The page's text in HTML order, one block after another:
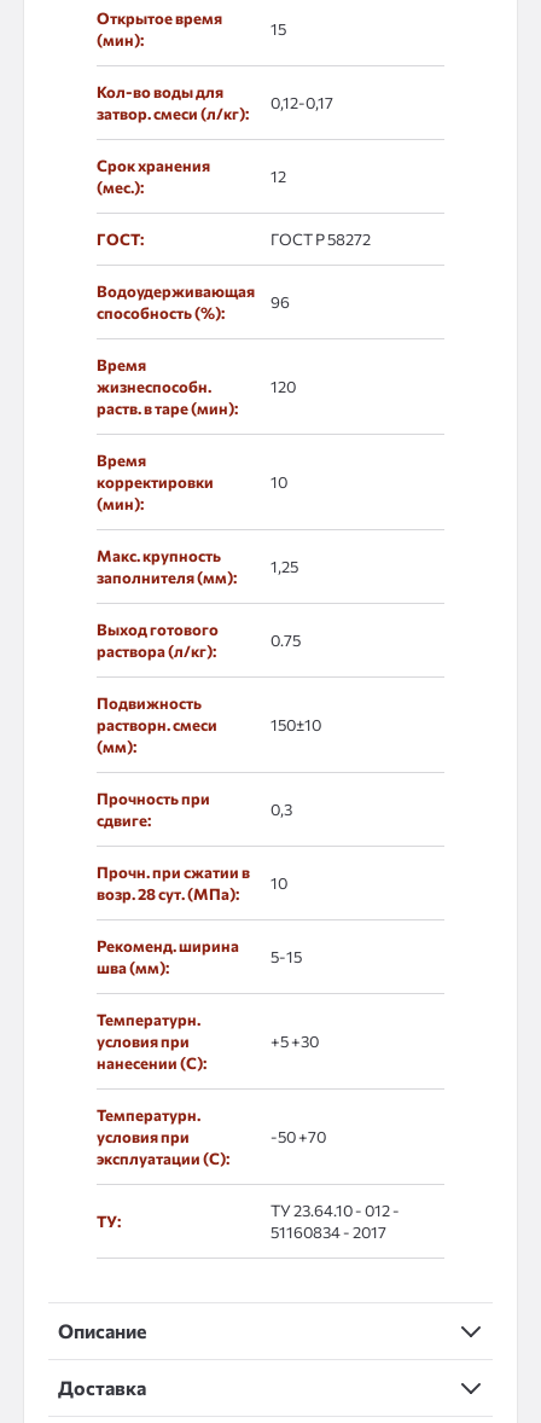
Открытое время
(мин):
15
Кол-во воды для
затвор. смеси (л/кг):
0,12-0,17
Срок хранения
(мес.):
12
ГОСТ: ГОСТ Р 58272
Водоудерживающая
способность (%):
96
Время
жизнеспособн.
раств. в таре (мин):
120
Время
корректировки
(мин):
10
Макс. крупность
заполнителя (мм):
1,25
Выход готового
раствора (л/кг):
0.75
Подвижность
растворн. смеси
(мм):
150±10
Прочность при
сдвиге:
0,3
Прочн. при сжатии в
возр. 28 сут. (МПа):
10
Рекоменд. ширина
шва (мм):
5-15
Температурн.
условия при
нанесении (С):
+5 +30
Температурн.
условия при
эксплуатации (С):
-50 +70
ТУ:
ТУ 23.64.10 - 012 -
51160834 - 2017
Описание
Доставка